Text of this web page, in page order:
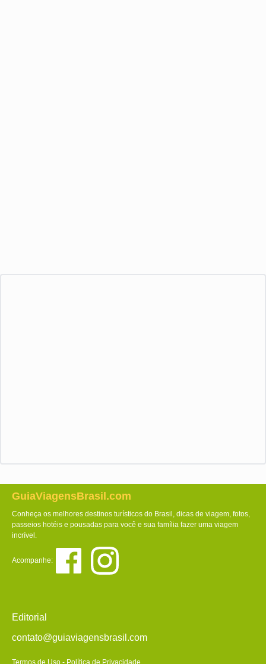
GuiaViagensBrasil.com
Conheça os melhores destinos turísticos do Brasil, dicas de viagem, fotos,
passeios hotéis e pousadas para você e sua família fazer uma viagem
incrível.
Acompanhe:
Editorial
contato@guiaviagensbrasil.com
Termos de Uso - Política de Privacidade